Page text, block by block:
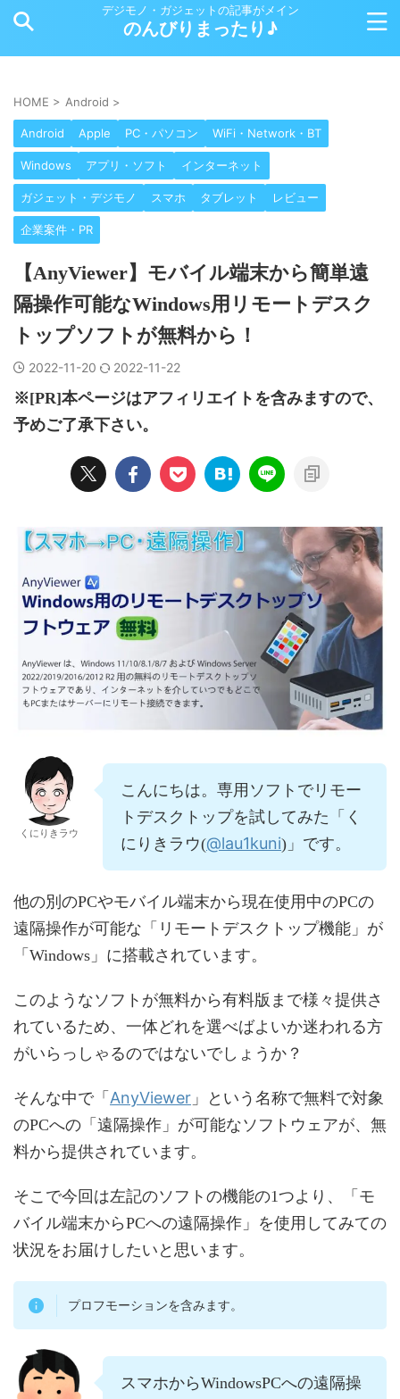
デジモノ・ガジェットの記事がメイン
のんびりまったり♪
HOME > Android >
Android Apple PC・パソコン WiFi・Network・BT
Windows アプリ・ソフト インターネット
ガジェット・デジモノ スマホ タブレット レビュー
企業案件・PR
【AnyViewer】モバイル端末から簡単遠
隔操作可能なWindows用リモートデスク
トップソフトが無料から！
2022-11-20 2022-11-22
※[PR]本ページはアフィリエイトを含みますので、
予めご了承下さい。
くにりきラウ
こんにちは。専用ソフトでリモー
トデスクトップを試してみた「く
にりきラウ(@lau1kuni)」です。
他の別のPCやモバイル端末から現在使用中のPCの
遠隔操作が可能な「リモートデスクトップ機能」が
「Windows」に搭載されています。
このようなソフトが無料から有料版まで様々提供さ
れているため、一体どれを選べばよいか迷われる方
がいらっしゃるのではないでしょうか？
そんな中で「 AnyViewer 」という名称で無料で対象
のPCへの「遠隔操作」が可能なソフトウェアが、無
料から提供されています。
そこで今回は左記のソフトの機能の1つより、「モ
バイル端末からPCへの遠隔操作」を使用してみての
状況をお届けしたいと思います。
プロフモーションを含みます。
スマホからWindowsPCへの遠隔操